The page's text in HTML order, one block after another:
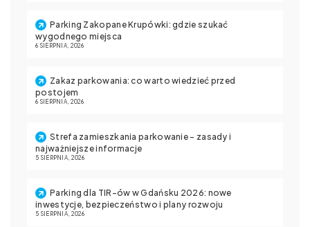
Parking Zakopane Krupówki: gdzie szukać
wygodnego miejsca
6 SIERPNIA, 2026
Zakaz parkowania: co warto wiedzieć przed
postojem
6 SIERPNIA, 2026
Strefa zamieszkania parkowanie – zasady i
najważniejsze informacje
5 SIERPNIA, 2026
Parking dla TIR-ów w Gdańsku 2026: nowe
inwestycje, bezpieczeństwo i plany rozwoju
5 SIERPNIA, 2026